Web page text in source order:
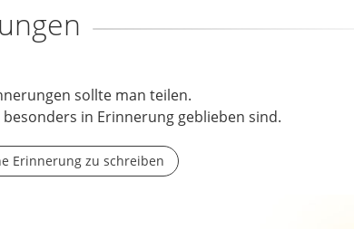
sollte man teilen.
in Erinnerung geblieben sind.
Erinnerung zu schreiben